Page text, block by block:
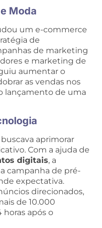
Moda
um e-commerce
de
de marketing
e marketing de
aumentar o
as vendas nos
lançamento de uma
aprimorar
Com a ajuda de
digitais, a
campanha de pré-
expectativa.
direcionados,
de 10.000
horas após o